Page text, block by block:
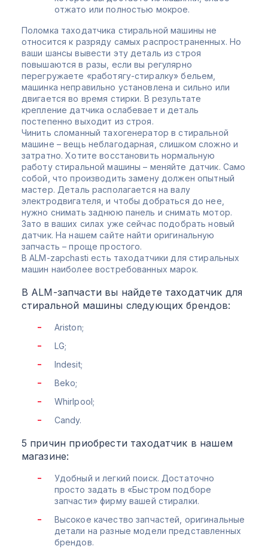
отжато или полностью мокрое.
Поломка таходатчика стиральной машины не
относится к разряду самых распространенных. Но
ваши шансы вывести эту деталь из строя
повышаются в разы, если вы регулярно
перегружаете «работягу-стиралку» бельем,
машинка неправильно установлена и сильно или
двигается во время стирки. В результате
крепление датчика ослабевает и деталь
постепенно выходит из строя.
Чинить сломанный тахогенератор в стиральной
машине – вещь неблагодарная, слишком сложно и
затратно. Хотите восстановить нормальную
работу стиральной машины – меняйте датчик. Само
собой, что производить замену должен опытный
мастер. Деталь располагается на валу
электродвигателя, и чтобы добраться до нее,
нужно снимать заднюю панель и снимать мотор.
Зато в ваших силах уже сейчас подобрать новый
датчик. На нашем сайте найти оригинальную
запчасть – проще простого.
В ALM-zapchasti есть таходатчики для стиральных
машин наиболее востребованных марок.
В ALM-запчасти вы найдете таходатчик для
стиральной машины следующих брендов:
Ariston;
LG;
Indesit;
Beko;
Whirlpool;
Candy.
5 причин приобрести таходатчик в нашем
магазине:
Удобный и легкий поиск. Достаточно
просто задать в «Быстром подборе
запчасти» фирму вашей стиралки.
Высокое качество запчастей, оригинальные
детали на разные модели представленных
брендов.